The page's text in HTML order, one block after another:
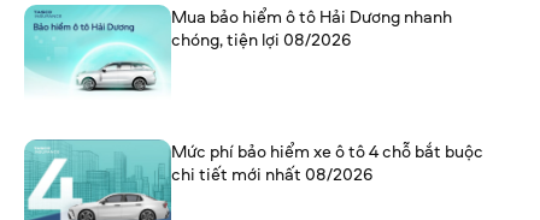
Mua bảo hiểm ô tô Hải Dương nhanh
chóng, tiện lợi 08/2026
Mức phí bảo hiểm xe ô tô 4 chỗ bắt buộc
chi tiết mới nhất 08/2026